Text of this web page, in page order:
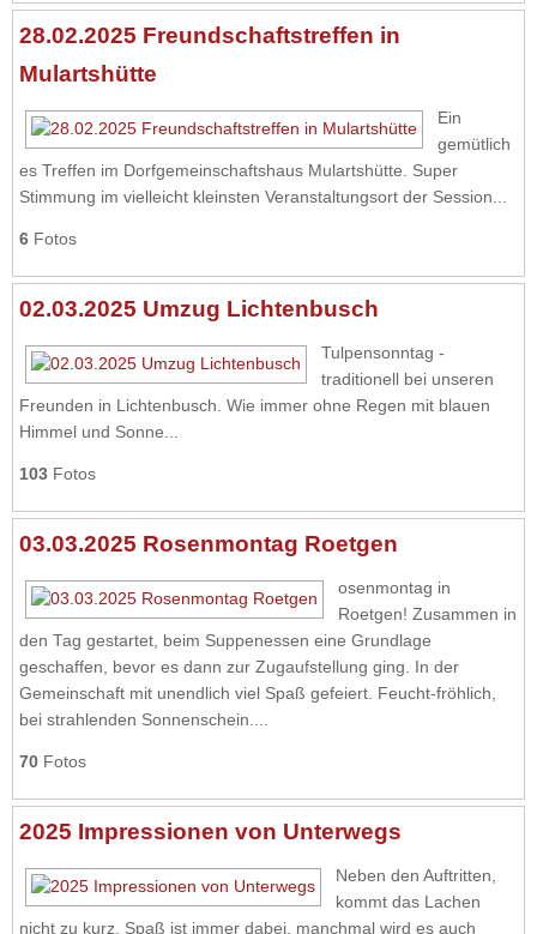
28.02.2025 Freundschaftstreffen in
Mulartshütte
Ein
gemütlich
es Treffen im Dorfgemeinschaftshaus Mulartshütte. Super
Stimmung im vielleicht kleinsten Veranstaltungsort der Session...
6 Fotos
02.03.2025 Umzug Lichtenbusch
Tulpensonntag -
traditionell bei unseren
Freunden in Lichtenbusch. Wie immer ohne Regen mit blauen
Himmel und Sonne...
103 Fotos
03.03.2025 Rosenmontag Roetgen
osenmontag in
Roetgen! Zusammen in
den Tag gestartet, beim Suppenessen eine Grundlage
geschaffen, bevor es dann zur Zugaufstellung ging. In der
Gemeinschaft mit unendlich viel Spaß gefeiert. Feucht-fröhlich,
bei strahlenden Sonnenschein....
70 Fotos
2025 Impressionen von Unterwegs
Neben den Auftritten,
kommt das Lachen
nicht zu kurz. Spaß ist immer dabei, manchmal wird es auch